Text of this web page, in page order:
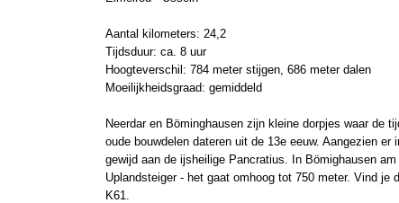
Aantal kilometers: 24,2
Tijdsduur: ca. 8 uur
Hoogteverschil: 784 meter stijgen, 686 meter dalen
Moeilijkheidsgraad: gemiddeld
Neerdar en Böminghausen zijn kleine dorpjes waar de
oude bouwdelen dateren uit de 13e eeuw. Aangezien
gewijd aan de ijsheilige Pancratius. In Bömighausen
Uplandsteiger - het gaat omhoog tot 750 meter. Vind
K61.